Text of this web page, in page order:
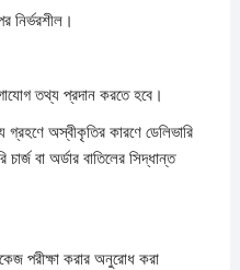
নির্ভরশীল।
তথ্য প্রদান করতে হবে।
অস্বীকৃতির কারণে ডেলিভারি
চার্জ বা অর্ডার বাতিলের সিদ্ধান্ত
পরীক্ষা করার অনুরোধ করা